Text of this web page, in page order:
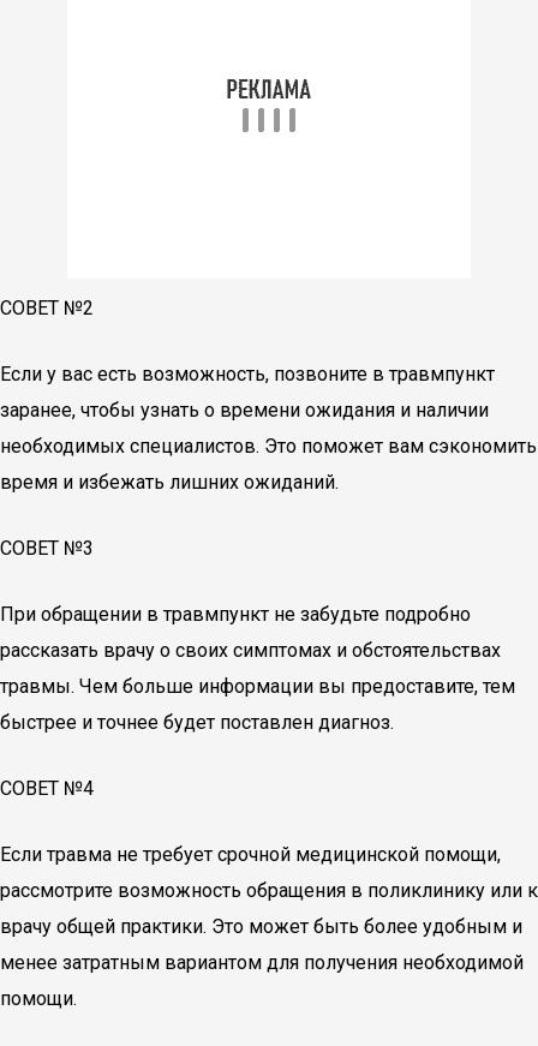
СОВЕТ №2
Если у вас есть возможность, позвоните в травмпункт
заранее, чтобы узнать о времени ожидания и наличии
необходимых специалистов. Это поможет вам сэкономить
время и избежать лишних ожиданий.
СОВЕТ №3
При обращении в травмпункт не забудьте подробно
рассказать врачу о своих симптомах и обстоятельствах
травмы. Чем больше информации вы предоставите, тем
быстрее и точнее будет поставлен диагноз.
СОВЕТ №4
Если травма не требует срочной медицинской помощи,
рассмотрите возможность обращения в поликлинику или к
врачу общей практики. Это может быть более удобным и
менее затратным вариантом для получения необходимой
помощи.